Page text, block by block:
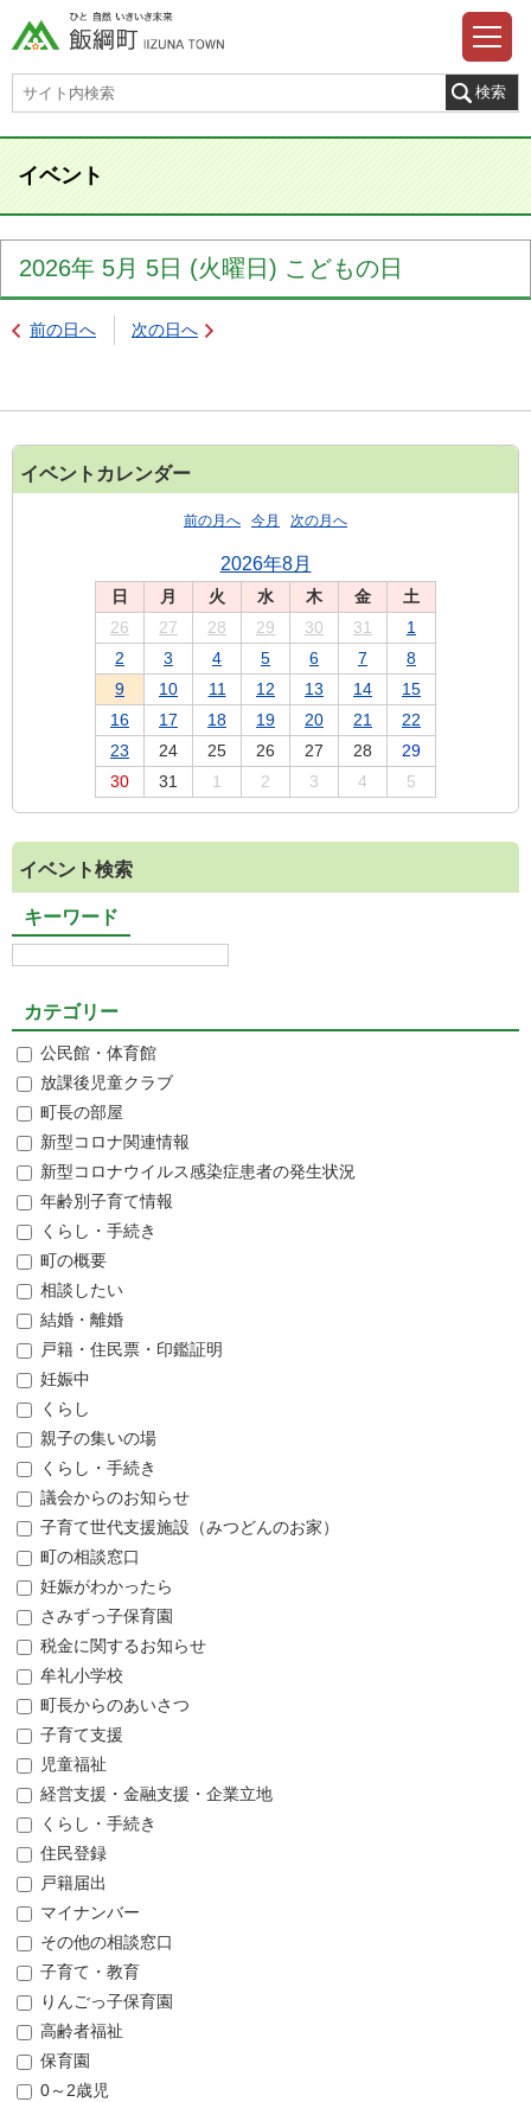
イベント
2026年 5月 5日 (火曜日 ) こどもの日
前の日へ 次の日へ
イベントカレンダー
前の月へ 今月 次の月へ
2026年8月
日 月 火 水 木 金
土
26
27 28 29 30 31
1
2
3 4 5 6 7
8
9
10 11 12 13 14
15
16
17 18 19 20 21
22
23
24 25 26 27 28
29
30
31 1 2 3 4 5
イベント検索
キーワード
カテゴリー
公民館・体育館
放課後児童クラブ
町長の部屋
新型コロナ関連情報
新型コロナウイルス感染症患者の発生状況
年齢別子育て情報
くらし・手続き
町の概要
相談したい
結婚・離婚
戸籍・住民票・印鑑証明
妊娠中
くらし
親子の集いの場
くらし・手続き
議会からのお知らせ
子育て世代支援施設（みつどんのお家）
町の相談窓口
妊娠がわかったら
さみずっ子保育園
税金に関するお知らせ
牟礼小学校
町長からのあいさつ
子育て支援
児童福祉
経営支援・金融支援・企業立地
くらし・手続き
住民登録
戸籍届出
マイナンバー
その他の相談窓口
子育て・教育
りんごっ子保育園
高齢者福祉
保育園
0～2歳児